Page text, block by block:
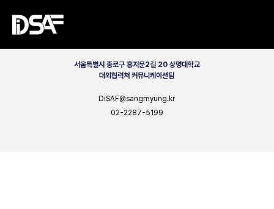
서울특별시 종로구 홍지문2길 20 상명대학교
대외협력처 커뮤니케이션팀
DiSAF@sangmyung.kr
02-2287-5199